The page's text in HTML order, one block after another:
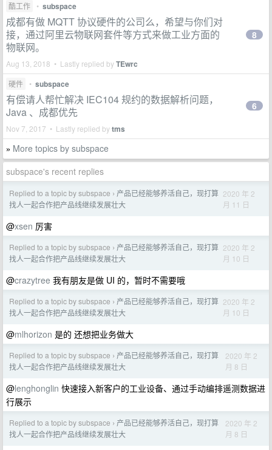
酷工作
• subspace
成都有做 MQTT 协议硬件的公司么，希望与你们对
接，通过阿里云物联网套件等方式来做工业方面的
物联网。
Aug 13, 2018 • Lastly replied byTEwrc
8
硬件 • subspace
有偿请人帮忙解决 IEC104 规约的数据解析问题，
Java 、成都优先
Nov 7, 2017 • Lastly replied bytms
6
» More topics by subspace
subspace's recent replies
Replied to a topic by subspace › 产品已经能够养活自己，现打算
找人一起合作把产品线继续发展壮大
2020 年 2
月 11 日
@xsen 厉害
Replied to a topic by subspace › 产品已经能够养活自己，现打算
找人一起合作把产品线继续发展壮大
2020 年 2
月 10 日
@crazytree 我有朋友是做 UI 的，暂时不需要哦
Replied to a topic by subspace › 产品已经能够养活自己，现打算
找人一起合作把产品线继续发展壮大
2020 年 2
月 10 日
@mlhorizon 是的 还想把业务做大
Replied to a topic by subspace › 产品已经能够养活自己，现打算
找人一起合作把产品线继续发展壮大
2020 年 2
月 8 日
@lenghonglin 快速接入新客户的工业设备、通过手动编排遥测数据进
行展示
Replied to a topic by subspace › 产品已经能够养活自己，现打算
找人一起合作把产品线继续发展壮大
2020 年 2
月 8 日